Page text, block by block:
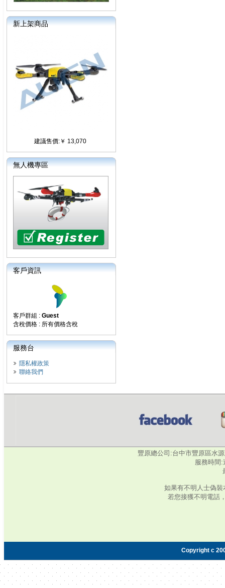
新上架商品
建議售價:￥ 13,070
無人機專區
客戶資訊
客戶群組 : Guest
含稅價格 : 所有價格含稅
服務台
隱私權政策
聯絡我們
豐原總公司:台中市豐原區水
服務時間:
如果有不明人士偽
若您接獲不明電話
Copyright c